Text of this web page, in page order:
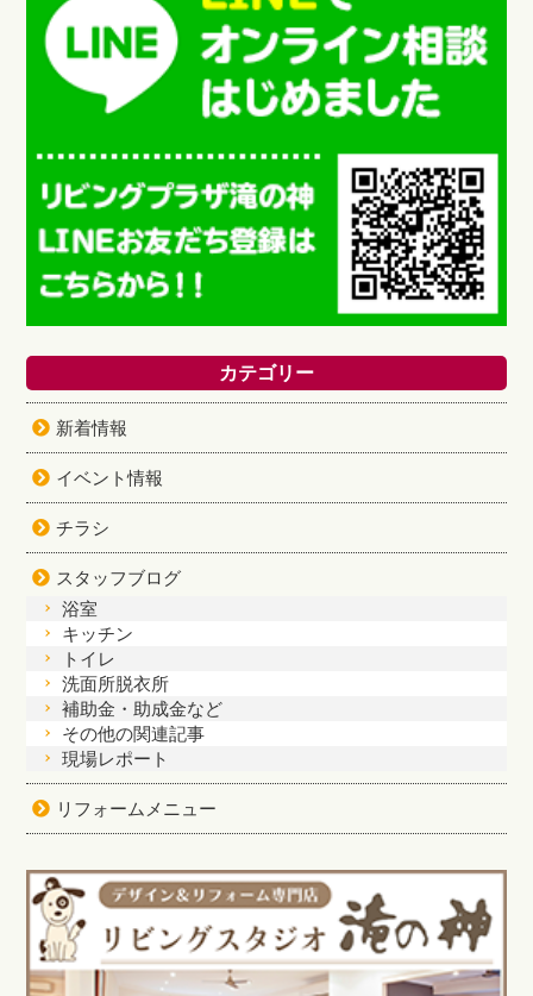
カテゴリー
新着情報
イベント情報
チラシ
スタッフブログ
浴室
キッチン
トイレ
洗面所脱衣所
補助金・助成金など
その他の関連記事
現場レポート
リフォームメニュー